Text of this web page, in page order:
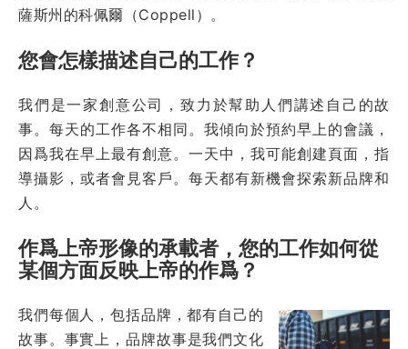
薩斯州的科佩爾（Coppell）。
您會怎樣描述自己的工作？
我們是一家創意公司，致力於幫助人們講述自己的故
事。每天的工作各不相同。我傾向於預約早上的會議，
因爲我在早上最有創意。一天中，我可能創建頁面，指
導攝影，或者會見客戶。每天都有新機會探索新品牌和
人。
作爲上帝形像的承載者，您的工作如何從
某個方面反映上帝的作爲？
我們每個人，包括品牌，都有自己的
故事。事實上，品牌故事是我們文化